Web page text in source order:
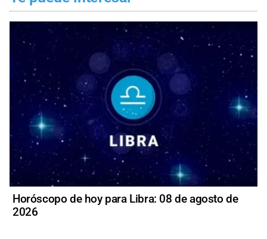
Horóscopo de hoy para Libra: 08 de agosto de
2026